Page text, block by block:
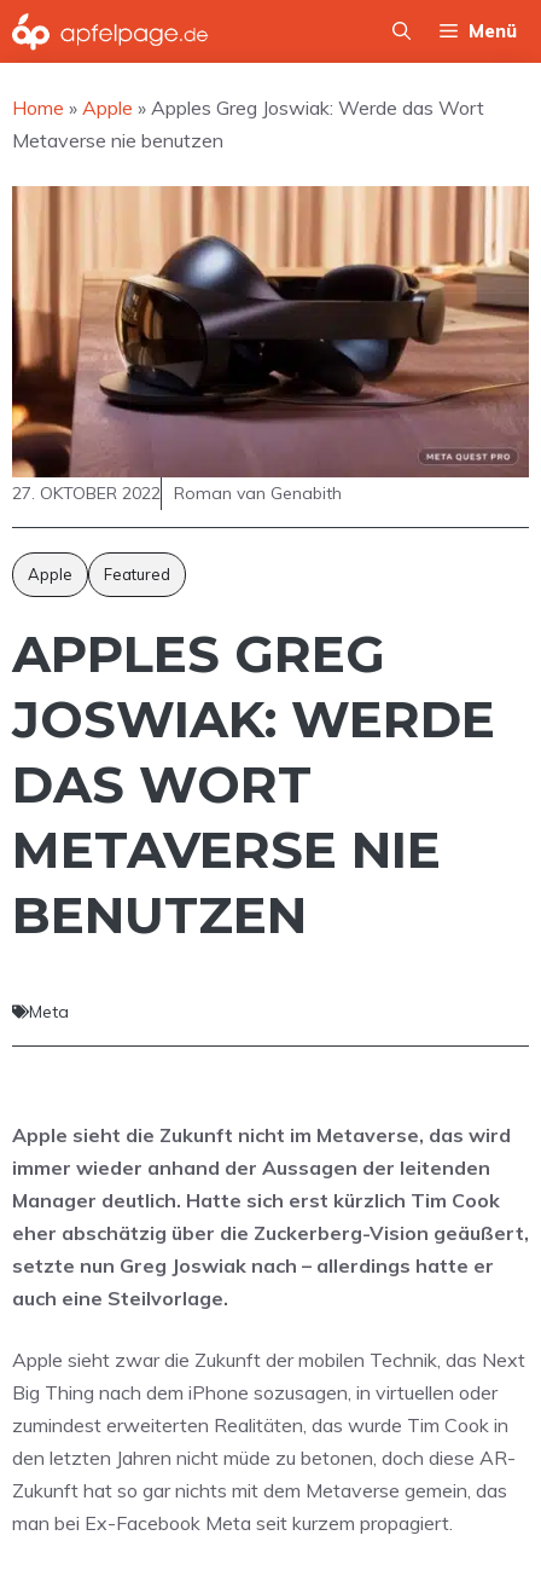
Zum
Inhalt
Menü
Home » Apple » Apples Greg Joswiak: Werde das Wort
Metaverse nie benutzen
27. OKTOBER 2022 Roman van Genabith
Apple Featured
APPLES GREG
JOSWIAK: WERDE
DAS WORT
METAVERSE NIE
BENUTZEN
Meta
Apple sieht die Zukunft nicht im Metaverse, das wird
immer wieder anhand der Aussagen der leitenden
Manager deutlich. Hatte sich erst kürzlich Tim Cook
eher abschätzig über die Zuckerberg-Vision geäußert,
setzte nun Greg Joswiak nach – allerdings hatte er
auch eine Steilvorlage.
Apple sieht zwar die Zukunft der mobilen Technik, das Next
Big Thing nach dem iPhone sozusagen, in virtuellen oder
zumindest erweiterten Realitäten, das wurde Tim Cook in
den letzten Jahren nicht müde zu betonen, doch diese AR-
Zukunft hat so gar nichts mit dem Metaverse gemein, das
man bei Ex-Facebook Meta seit kurzem propagiert.